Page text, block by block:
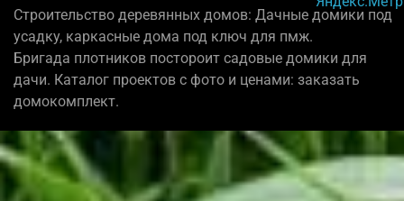
Строительство деревянных домов: Дачные домики под
усадку, каркасные дома под ключ для пмж.
Бригада плотников постороит садовые домики для
дачи. Каталог проектов с фото и ценами: заказать
домокомплект.